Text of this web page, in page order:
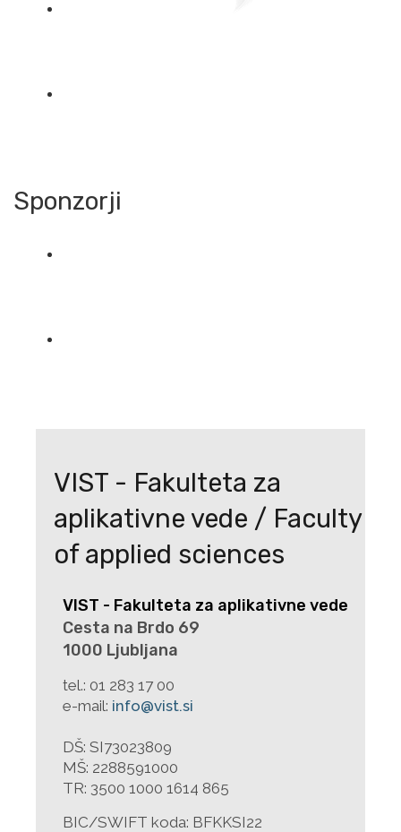
Sponzorji
VIST - Fakulteta za
aplikativne vede / Faculty
of applied sciences
VIST - Fakulteta za aplikativne vede
Cesta na Brdo 69
1000 Ljubljana
tel.: 01 283 17 00
e-mail: info@vist.si
DŠ: SI73023809
MŠ: 2288591000
TR: 3500 1000 1614 865
BIC/SWIFT koda: BFKKSI22